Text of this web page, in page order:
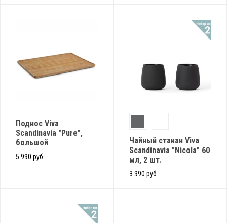
Поднос Viva
Scandinavia "Pure",
большой
5 990 руб
Чайный стакан Viva
Scandinavia "Nicola" 60
мл, 2 шт.
3 990 руб